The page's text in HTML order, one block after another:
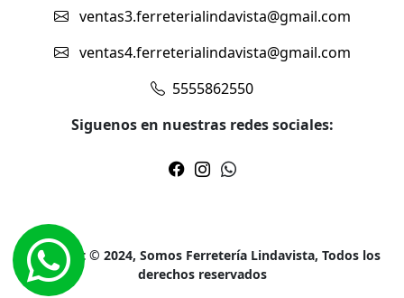
ventas3.ferreterialindavista@gmail.com
ventas4.ferreterialindavista@gmail.com
5555862550
Siguenos en nuestras redes sociales:
Copyright © 2024, Somos Ferretería Lindavista, Todos los
derechos reservados